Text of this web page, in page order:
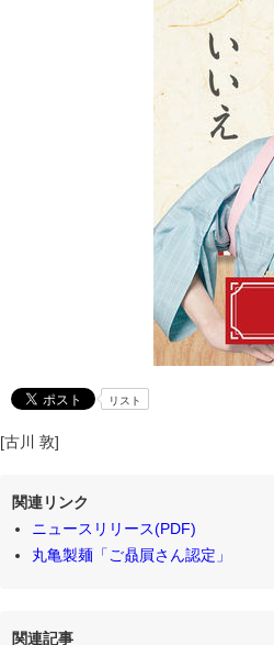
リスト
[古川 敦]
関連リンク
ニュースリリース(PDF)
丸亀製麺「ご贔屓さん認定」
関連記事